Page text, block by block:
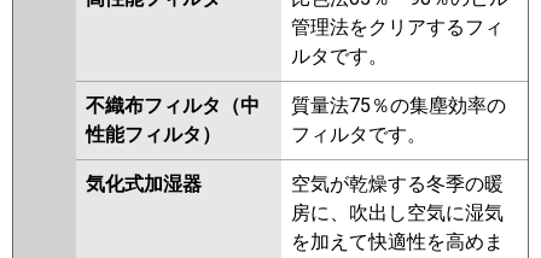
管理法をクリアするフィ
ルタです。
不織布フィルタ（中
性能フィルタ）
質量法75％の集塵効率の
フィルタです。
気化式加湿器
空気が乾燥する冬季の暖
房に、吹出し空気に湿気
を加えて快適性を高めま